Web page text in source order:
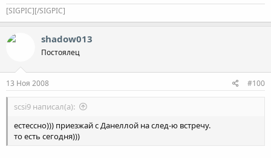
[SIGPIC][/SIGPIC]
shadow013
Постоялец
13 Ноя 2008 #100
scsi9 написал(а):
естессно))) приезжай с Данеллой на след-ю встречу.
то есть сегодня)))